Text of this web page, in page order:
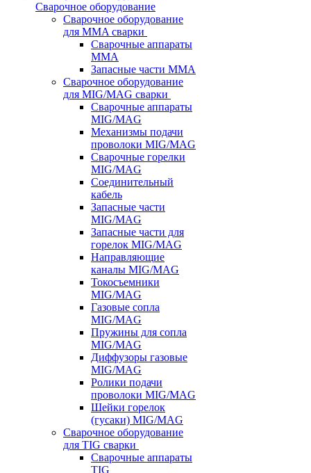
Сварочное оборудование
Сварочное оборудование
для MMA сварки
Сварочные аппараты
MMA
Запасные части MMA
Сварочное оборудование
для MIG/MAG сварки
Сварочные аппараты
MIG/MAG
Механизмы подачи
проволоки MIG/MAG
Сварочные горелки
MIG/MAG
Соединительный
кабель
Запасные части
MIG/MAG
Запасные части для
горелок MIG/MAG
Направляющие
каналы MIG/MAG
Токосъемники
MIG/MAG
Газовые сопла
MIG/MAG
Пружины для сопла
MIG/MAG
Диффузоры газовые
MIG/MAG
Ролики подачи
проволоки MIG/MAG
Шейки горелок
(гусаки) MIG/MAG
Сварочное оборудование
для TIG сварки
Сварочные аппараты
TIG